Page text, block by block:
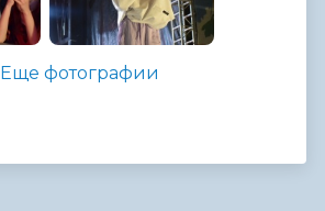
Еще фотографии